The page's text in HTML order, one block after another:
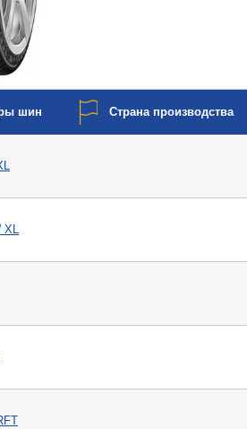
шин Страна производства
XL